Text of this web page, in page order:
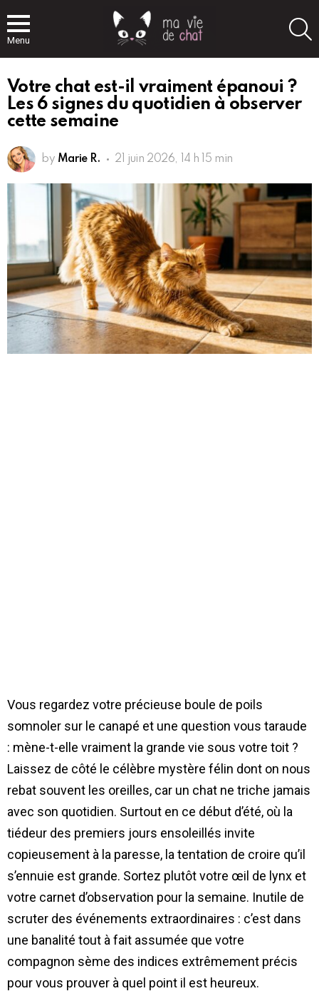
Menu
Votre chat est-il vraiment épanoui ?
Les 6 signes du quotidien à observer
cette semaine
by Marie R. 21 juin 2026, 14 h 15 min
Vous regardez votre précieuse boule de poils
somnoler sur le canapé et une question vous taraude
: mène-t-elle vraiment la grande vie sous votre toit ?
Laissez de côté le célèbre mystère félin dont on nous
rebat souvent les oreilles, car un chat ne triche jamais
avec son quotidien. Surtout en ce début d’été, où la
tiédeur des premiers jours ensoleillés invite
copieusement à la paresse, la tentation de croire qu’il
s’ennuie est grande. Sortez plutôt votre œil de lynx et
votre carnet d’observation pour la semaine. Inutile de
scruter des événements extraordinaires : c’est dans
une banalité tout à fait assumée que votre
compagnon sème des indices extrêmement précis
pour vous prouver à quel point il est heureux.